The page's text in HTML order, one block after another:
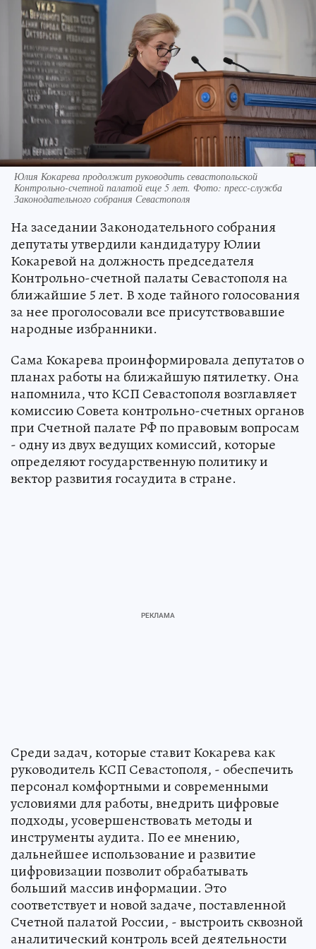
Юлия Кокарева продолжит руководить севастопольской
Контрольно-счетной палатой еще 5 лет. Фото: пресс-служба
Законодательного собрания Севастополя
На заседании Законодательного собрания
депутаты утвердили кандидатуру Юлии
Кокаревой на должность председателя
Контрольно-счетной палаты Севастополя на
ближайшие 5 лет. В ходе тайного голосования
за нее проголосовали все присутствовавшие
народные избранники.
Сама Кокарева проинформировала депутатов о
планах работы на ближайшую пятилетку. Она
напомнила, что КСП Севастополя возглавляет
комиссию Совета контрольно-счетных органов
при Счетной палате РФ по правовым вопросам
- одну из двух ведущих комиссий, которые
определяют государственную политику и
вектор развития госаудита в стране.
Среди задач, которые ставит Кокарева как
руководитель КСП Севастополя, - обеспечить
персонал комфортными и современными
условиями для работы, внедрить цифровые
подходы, усовершенствовать методы и
инструменты аудита. По ее мнению,
дальнейшее использование и развитие
цифровизации позволит обрабатывать
больший массив информации. Это
соответствует и новой задаче, поставленной
Счетной палатой России, - выстроить сквозной
аналитический контроль всей деятельности